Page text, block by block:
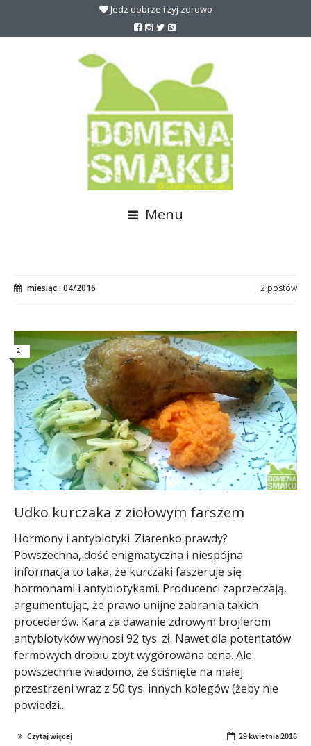
Jedz dobrze i żyj zdrowo
Menu
miesiąc : 04/2016 2 postów
2
Udko kurczaka z ziołowym farszem
Hormony i antybiotyki. Ziarenko prawdy?
Powszechna, dość enigmatyczna i niespójna
informacja to taka, że kurczaki faszeruje się
hormonami i antybiotykami. Producenci zaprzeczają,
argumentując, że prawo unijne zabrania takich
procederów. Kara za dawanie zdrowym brojlerom
antybiotyków wynosi 92 tys. zł. Nawet dla potentatów
fermowych drobiu zbyt wygórowana cena. Ale
powszechnie wiadomo, że ściśnięte na małej
przestrzeni wraz z 50 tys. innych kolegów (żeby nie
powiedzi...
Czytaj więcej 29 kwietnia 2016